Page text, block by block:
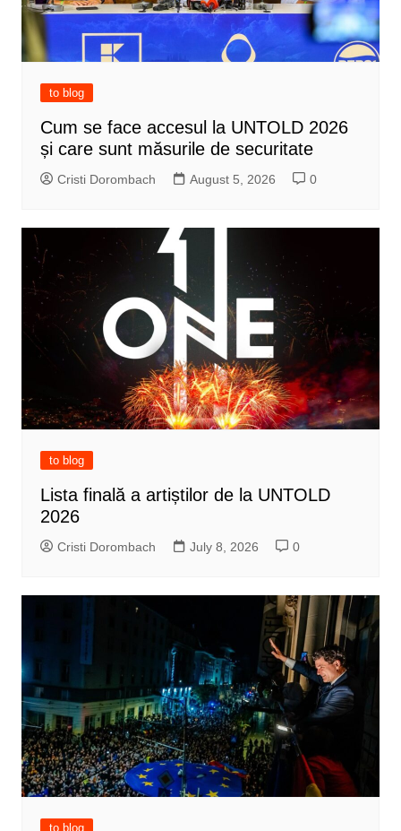
to blog
Cum se face accesul la UNTOLD 2026
și care sunt măsurile de securitate
Cristi Dorombach August 5, 2026 0
to blog
Lista finală a artiștilor de la UNTOLD
2026
Cristi Dorombach July 8, 2026 0
to blog